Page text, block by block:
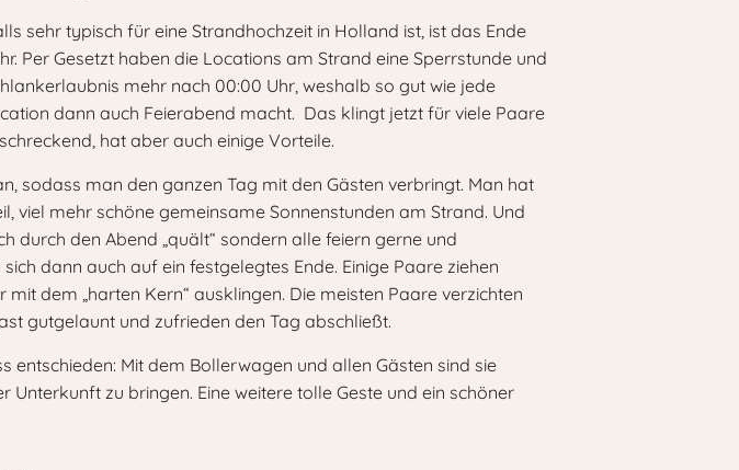
sehr typisch für eine Strandhochzeit in Holland ist, ist das Ende
Per Gesetzt haben die Locations am Strand eine Sperrstunde und
mehr nach 00:00 Uhr, weshalb so gut wie jede
dann auch Feierabend macht. Das klingt jetzt für viele Paare
hat aber auch einige Vorteile.
sodass man den ganzen Tag mit den Gästen verbringt. Man hat
viel mehr schöne gemeinsame Sonnenstunden am Strand. Und
durch den Abend „quält“ sondern alle feiern gerne und
dann auch auf ein festgelegtes Ende. Einige Paare ziehen
dem „harten Kern“ ausklingen. Die meisten Paare verzichten
gutgelaunt und zufrieden den Tag abschließt.
entschieden: Mit dem Bollerwagen und allen Gästen sind sie
zu bringen. Eine weitere tolle Geste und ein schöner